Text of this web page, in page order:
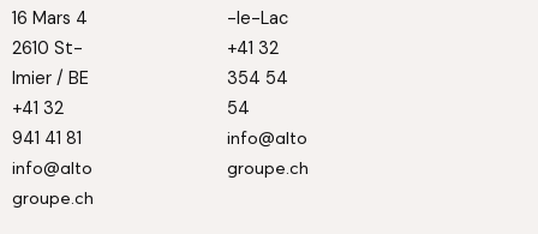
16 Mars 4
2610 St-
Imier / BE
+41 32
941 41 81
info@alto
groupe.ch
-le-Lac
+41 32
354 54
54
info@alto
groupe.ch